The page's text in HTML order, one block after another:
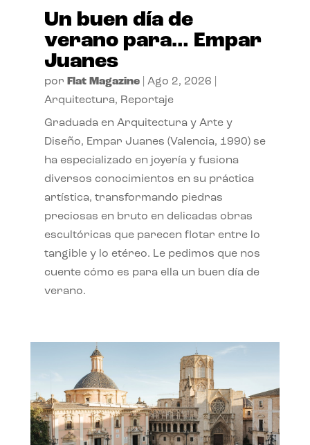
Un buen día de
verano para… Empar
Juanes
por Flat Magazine| Ago 2, 2026
Arquitectura, Reportaje
Graduada en Arquitectura y Arte y
Diseño, Empar Juanes (Valencia, 1990) se
ha especializado en joyería y fusiona
diversos conocimientos en su práctica
artística, transformando piedras
preciosas en bruto en delicadas obras
escultóricas que parecen flotar entre lo
tangible y lo etéreo. Le pedimos que nos
cuente cómo es para ella un buen día de
verano.